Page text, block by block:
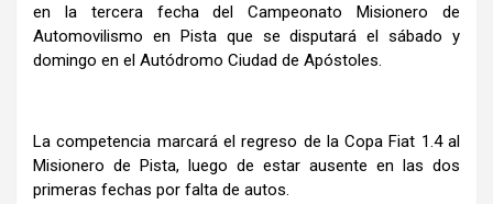
en la tercera fecha del Campeonato Misionero de
Automovilismo en Pista que se disputará el sábado y
domingo en el Autódromo Ciudad de Apóstoles.
La competencia marcará el regreso de la Copa Fiat 1.4 al
Misionero de Pista, luego de estar ausente en las dos
primeras fechas por falta de autos.